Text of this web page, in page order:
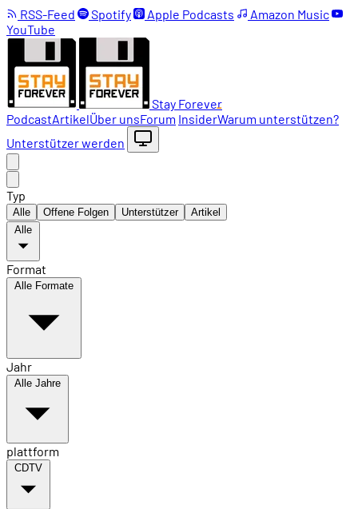
RSS-Feed Spotify Apple Podcasts
Amazon Music
YouTube
Stay Forever
PodcastArtikelÜber unsForum InsiderWarum unterstützen?
Unterstützer werden
Typ
Alle Offene Folgen Unterstützer
Artikel
Alle
Format
Alle Formate
Jahr
Alle Jahre
plattform
CDTV